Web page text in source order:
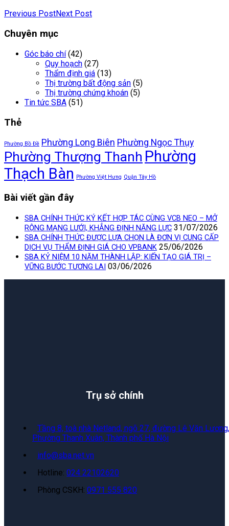
Previous PostNext Post
Chuyên mục
Góc báo chí (42)
Quy hoạch (27)
Thẩm định giá (13)
Thị trường bất động sản (5)
Thị trường chứng khoán (5)
Tin tức SBA (51)
Thẻ
Phường Bồ Đề Phường Long Biên Phường Ngọc Thụy
Phường Thượng Thanh Phường
Thạch Bàn
Phường Việt Hưng Quận Tây Hồ
Bài viết gần đây
SBA CHÍNH THỨC KÝ KẾT HỢP TÁC CÙNG VCB NEO – MỞ
RỘNG MẠNG LƯỚI, KHẲNG ĐỊNH NĂNG LỰC 31/07/2026
SBA CHÍNH THỨC ĐƯỢC LỰA CHỌN LÀ ĐƠN VỊ CUNG CẤP
DỊCH VỤ THẨM ĐỊNH GIÁ CHO VPBANK 25/06/2026
SBA KỶ NIỆM 10 NĂM THÀNH LẬP: KIẾN TẠO GIÁ TRỊ –
VỮNG BƯỚC TƯƠNG LAI 03/06/2026
Trụ sở chính
Tầng 8, toà nhà Netland, ngõ 27, đường Lê Văn Lương,
Phường Thanh Xuân, Thành phố Hà Nội
info@sba.net.vn
Hotline: 024 22102620
Phòng CSKH: 0971 555 820